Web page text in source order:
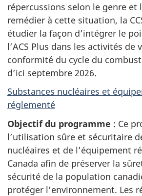
répercussions selon le genre et
remédier à cette situation, la
étudier la façon d’intégrer le
l’ACS Plus dans les activités de
conformité du cycle du
d’ici septembre 2026.
Substances nucléaires et
réglementé
Objectif du programme : Ce
l’utilisation sûre et sécuritaire
nucléaires et de l’équipement
Canada afin de préserver la
sécurité de la population
protéger l’environnement. Les